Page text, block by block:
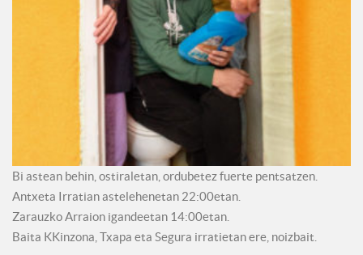
Bi astean behin, ostiraletan, ordubetez fuerte pentsatzen.
Antxeta Irratian astelehenetan 22:00etan.
Zarauzko Arraion igandeetan 14:00etan.
Baita KKinzona, Txapa eta Segura irratietan ere, noizbait.